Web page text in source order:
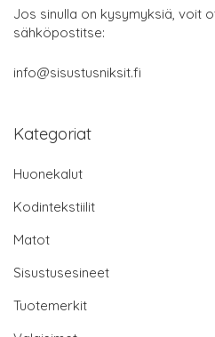
Jos sinulla on kysymyksiä, voit
sähköpostitse:
info@sisustusniksit.fi
Kategoriat
Huonekalut
Kodintekstiilit
Matot
Sisustusesineet
Tuotemerkit